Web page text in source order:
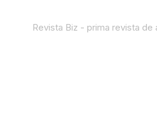
Revista Biz - prima revista de